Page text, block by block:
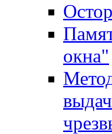
окна"